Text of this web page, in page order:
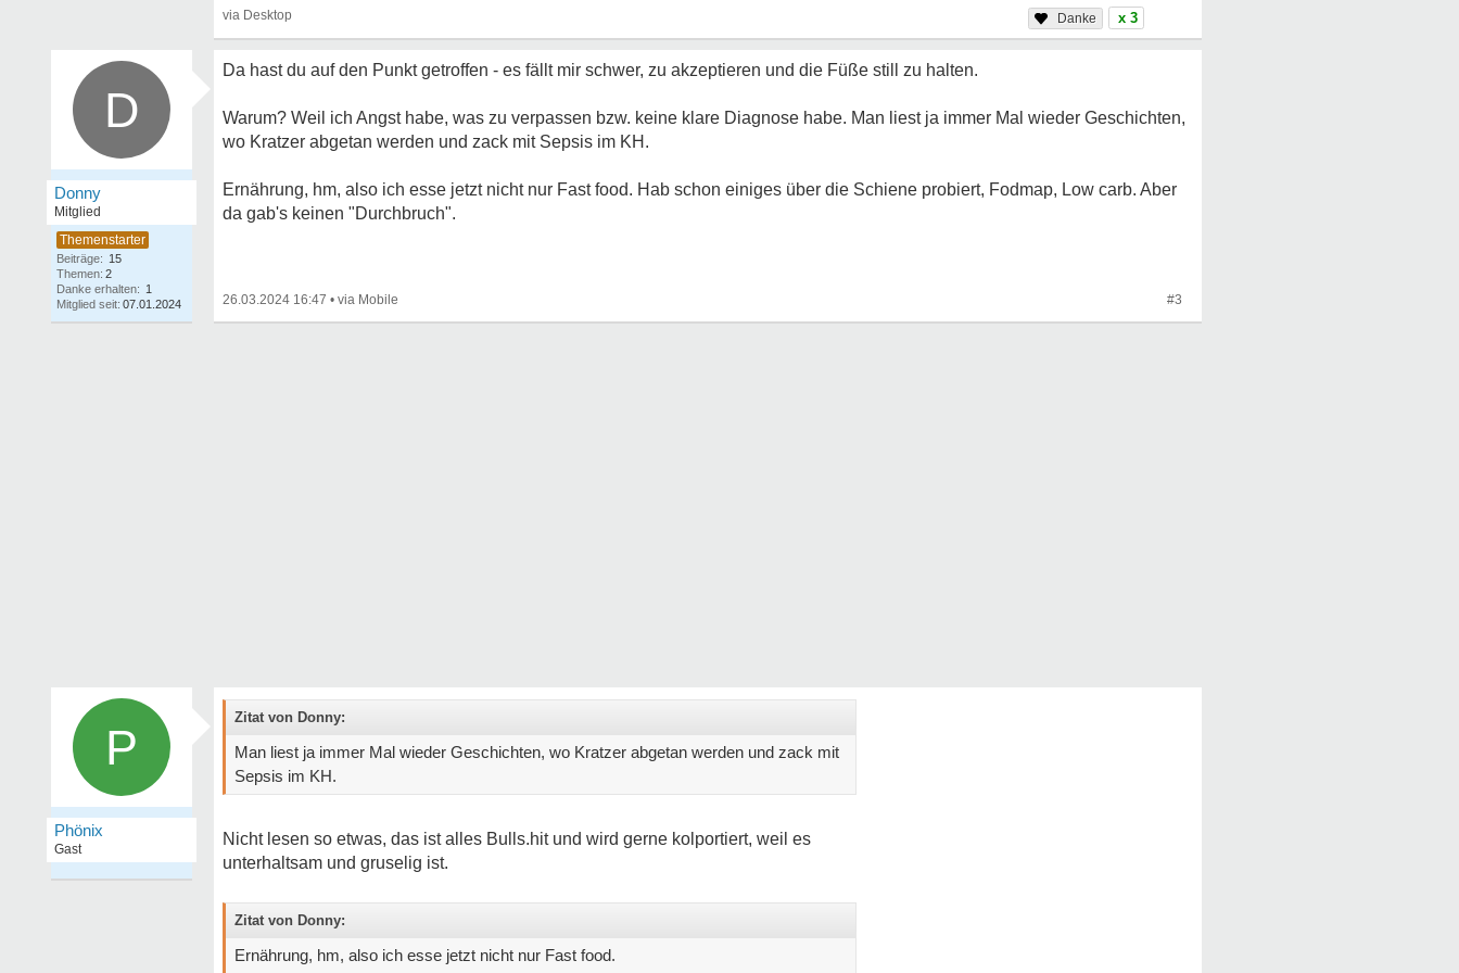
x 3
D
Donny
Mitglied
Beiträge: 15
Themen: 2
Danke erhalten: 1
Mitglied seit: 07.01.2024
Da hast du auf den Punkt getroffen - es fällt mir schwer, zu akzeptieren und die Füße still zu halten.
Warum? Weil ich Angst habe, was zu verpassen bzw. keine klare Diagnose habe. Man liest ja immer Mal wieder Geschichten,
wo Kratzer abgetan werden und zack mit Sepsis im KH.
Ernährung, hm, also ich esse jetzt nicht nur Fast food. Hab schon einiges über die Schiene probiert, Fodmap, Low carb. Aber
da gab's keinen "Durchbruch".
26.03.2024 16:47 • #3
P
Phönix
Gast
Zitat von Donny:
Man liest ja immer Mal wieder Geschichten, wo Kratzer abgetan werden und zack mit
Sepsis im KH.
Nicht lesen so etwas, das ist alles Bulls.hit und wird gerne kolportiert, weil es
unterhaltsam und gruselig ist.
Zitat von Donny:
Ernährung, hm, also ich esse jetzt nicht nur Fast food.